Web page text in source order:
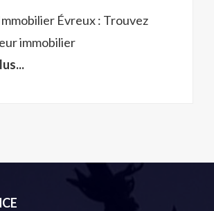
Évreux : Trouvez
immobilier